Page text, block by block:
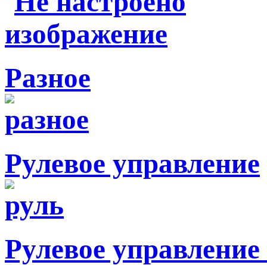
Разное
Рулевое управление
Рулевое управление